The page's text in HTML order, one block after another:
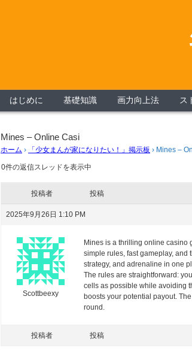
はじめに 基礎知識 画力向上法 ス
Mines – Online Casi
ホーム › 「少女まんが家になりたい！」掲示板 › Mines –
0件の返信スレッドを表示中
投稿者 投稿
2025年9月26日 1:10 PM
Scottbeexy
Mines is a thrilling online casino
simple rules, fast gameplay, and
strategy, and adrenaline in one
The rules are straightforward:
cells as possible while avoiding
boosts your potential payout.
round.
投稿者 投稿